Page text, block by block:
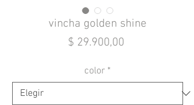
vincha golden shine
$ 29.900,00
color *